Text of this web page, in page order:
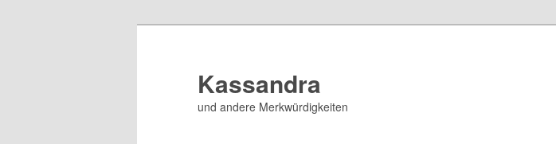
Kassandra
und andere Merkwürdigkeiten